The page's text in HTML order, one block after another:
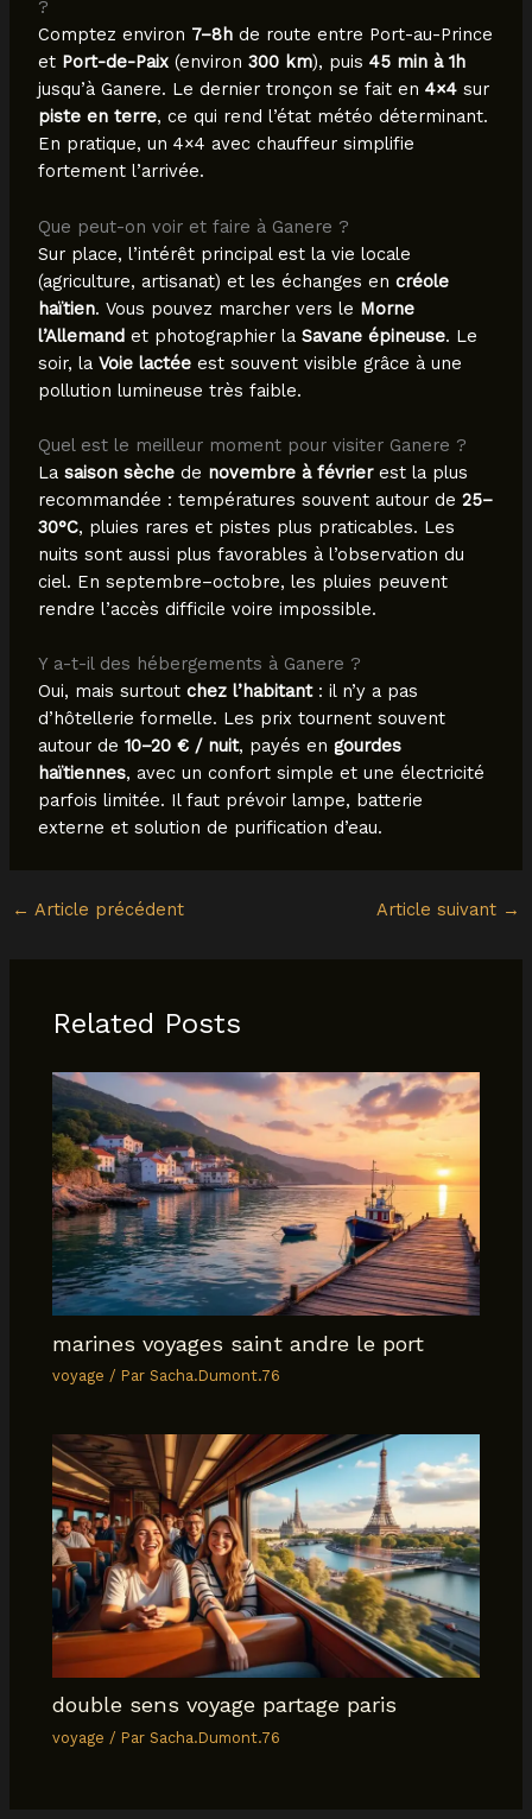
?
Comptez environ 7–8hde route entre Port-au-Prince
et Port-de-Paix(environ 300 km), puis 45 min à 1h
jusqu’à Ganere. Le dernier tronçon se fait en 4×4sur
piste en terre, ce qui rend l’état météo déterminant.
En pratique, un 4×4 avec chauffeur simplifie
fortement l’arrivée.
Que peut-on voir et faire à Ganere ?
Sur place, l’intérêt principal est la vie locale
(agriculture, artisanat) et les échanges en créole
haïtien. Vous pouvez marcher vers le Morne
l’Allemandet photographier la Savane épineuse. Le
soir, la Voie lactéeest souvent visible grâce à une
pollution lumineuse très faible.
Quel est le meilleur moment pour visiter Ganere ?
La saison sèchede novembre à févrierest la plus
recommandée : températures souvent autour de 25–
30°C, pluies rares et pistes plus praticables. Les
nuits sont aussi plus favorables à l’observation du
ciel. En septembre–octobre, les pluies peuvent
rendre l’accès difficile voire impossible.
Y a-t-il des hébergements à Ganere ?
Oui, mais surtout chez l’habitant: il n’y a pas
d’hôtellerie formelle. Les prix tournent souvent
autour de 10–20 € / nuit, payés en gourdes
haïtiennes, avec un confort simple et une électricité
parfois limitée. Il faut prévoir lampe, batterie
externe et solution de purification d’eau.
← Article précédent Article suivant →
Related Posts
marines voyages saint andre le port
voyage / ParSacha.Dumont.76
double sens voyage partage paris
voyage / ParSacha.Dumont.76